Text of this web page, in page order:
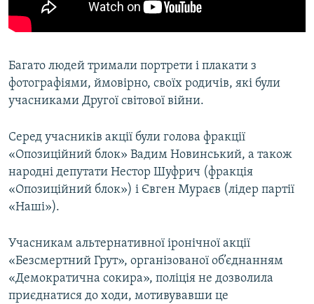
Багато людей тримали портрети і плакати з
фотографіями, ймовірно, своїх родичів, які були
учасниками Другої світової війни.
Серед учасників акції були голова фракції
«Опозиційний блок» Вадим Новинський, а також
народні депутати Нестор Шуфрич (фракція
«Опозиційний блок») і Євген Мураєв (лідер партії
«Наші»).
Учасникам альтернативної іронічної акції
«Безсмертний Грут», організованої об’єднанням
«Демократична сокира», поліція не дозволила
приєднатися до ходи, мотивувавши це